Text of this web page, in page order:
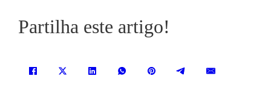
Partilha este artigo!